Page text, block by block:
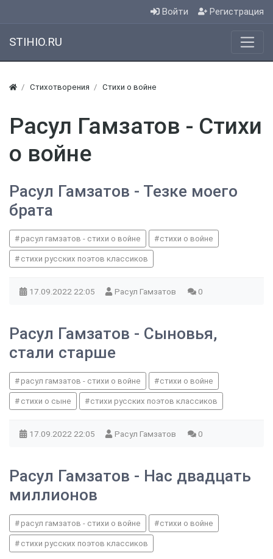
Войти Регистрация
STIHIO.RU
Стихотворения Стихи о войне
Расул Гамзатов - Стихи
о войне
Расул Гамзатов - Тезке моего
брата
расул гамзатов - стихи о войне стихи о войне
стихи русских поэтов классиков
17.09.2022 22:05 Расул Гамзатов 0
Расул Гамзатов - Сыновья,
стали старше
расул гамзатов - стихи о войне стихи о войне
стихи о сыне стихи русских поэтов классиков
17.09.2022 22:05 Расул Гамзатов 0
Расул Гамзатов - Нас двадцать
миллионов
расул гамзатов - стихи о войне стихи о войне
стихи русских поэтов классиков